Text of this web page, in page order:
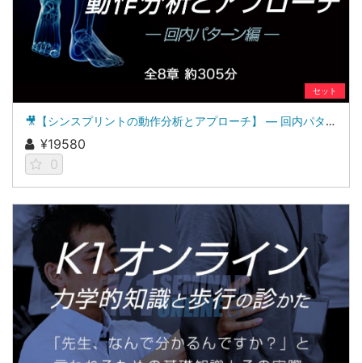
セット
🎥【シンスプリントの動作分析とアプローチ】 ― 回内パターン編 ―
¥19580
0